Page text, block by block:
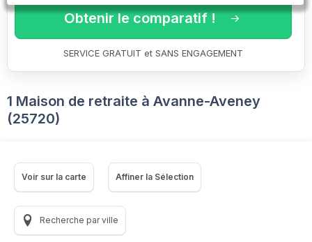
Obtenir le comparatif !
SERVICE GRATUIT et SANS ENGAGEMENT
1 Maison de retraite à Avanne-Aveney
(25720)
Voir sur la carte Affiner la Sélection
Recherche par ville